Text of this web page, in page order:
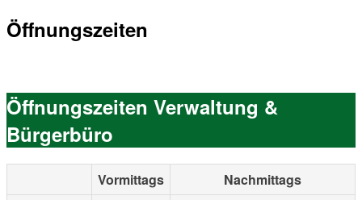
Öffnungszeiten
Öffnungszeiten Verwaltung &
Bürgerbüro
Vormittags Nachmittags